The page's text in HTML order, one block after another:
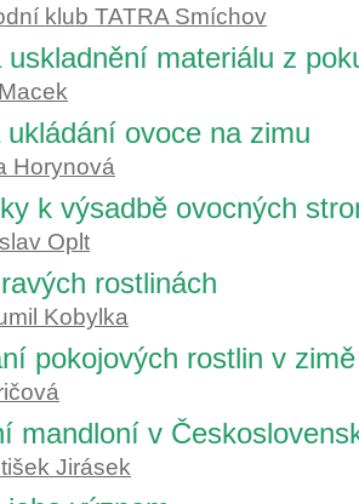
klub TATRA Smíchov
uskladnění materiálu z
ovoce na zimu
Horynová
k výsadbě ovocných
Oplt
rostlinách
Kobylka
pokojových rostlin v zimě
mandloní v
Jirásek